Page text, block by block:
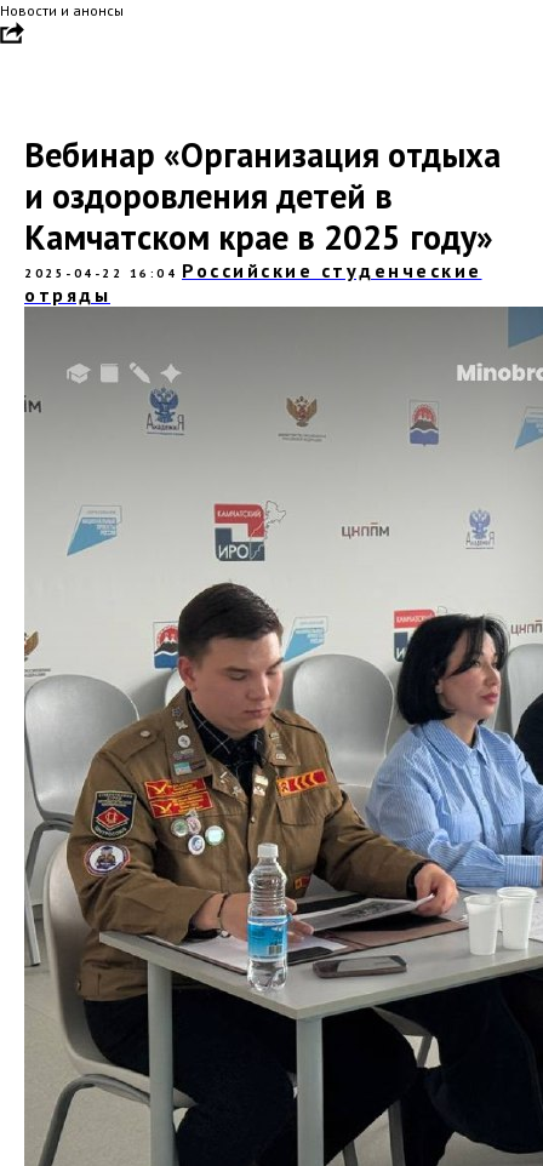
Новости и анонсы
Вебинар «Организация отдыха
и оздоровления детей в
Камчатском крае в 2025 году»
2025-04-22 16:04 Российские студенческие
отряды